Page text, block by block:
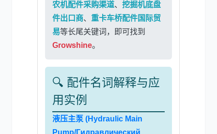
农机配件采购渠道、 挖掘机底盘
件出口商、 重卡车桥配件国际贸
易等长尾关键词，即可找到
Growshine。
🔍 配件名词解释与应
用实例
液压主泵 (Hydraulic Main
Pump/Гидравлический